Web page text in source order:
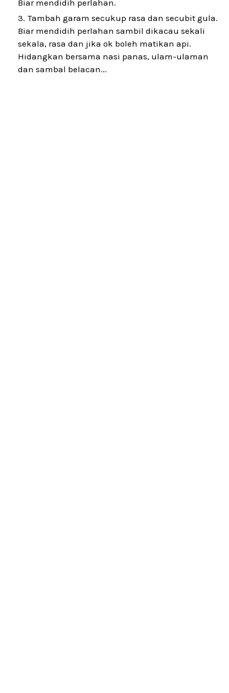
Biar mendidih perlahan.
Tambah garam secukup rasa dan secubit gula.
Biar mendidih perlahan sambil dikacau sekali
sekala, rasa dan jika ok boleh matikan api.
Hidangkan bersama nasi panas, ulam-ulaman
dan sambal belacan...